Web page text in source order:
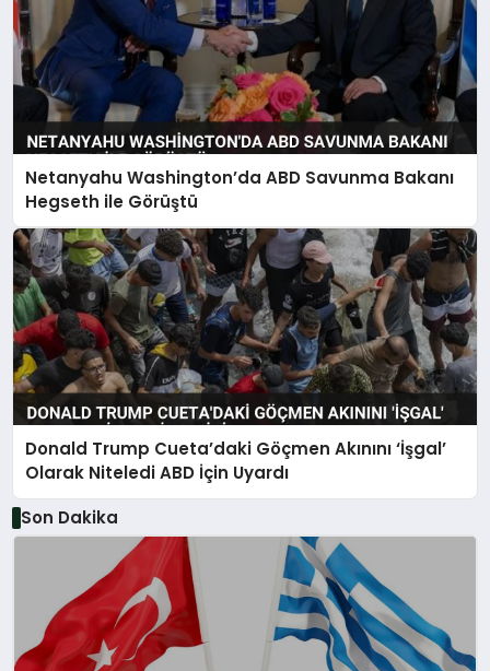
Netanyahu Washington’da ABD Savunma Bakanı
Hegseth ile Görüştü
Donald Trump Cueta’daki Göçmen Akınını ‘İşgal’
Olarak Niteledi ABD İçin Uyardı
Son Dakika